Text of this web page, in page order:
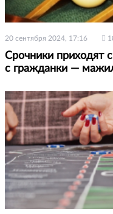
20 сентября 2024, 17:16
Срочники приходят
с гражданки —